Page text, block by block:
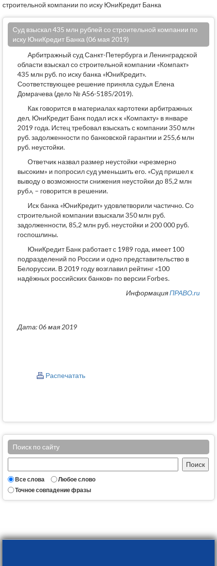
строительной компании по иску ЮниКредит Банка
Суд взыскал 435 млн рублей со строительной компании по
иску ЮниКредит Банка (06 мая 2019)
Арбитражный суд Санкт-Петербурга и Ленинградской
области взыскал со строительной компании «Компакт»
435 млн руб. по иску банка «ЮниКредит».
Соответствующее решение приняла судья Елена
Домрачева (дело № А56-5185/2019).
Как говорится в материалах картотеки арбитражных
дел, ЮниКредит Банк подал иск к «Компакту» в январе
2019 года. Истец требовал взыскать с компании 350 млн
руб. задолженности по банковской гарантии и 255,6 млн
руб. неустойки.
Ответчик назвал размер неустойки «чрезмерно
высоким» и попросил суд уменьшить его. «Суд пришел к
выводу о возможности снижения неустойки до 85,2 млн
руб.», – говорится в решении.
Иск банка «ЮниКредит» удовлетворили частично. Со
строительной компании взыскали 350 млн руб.
задолженности, 85,2 млн руб. неустойки и 200 000 руб.
госпошлины.
ЮниКредит Банк работает с 1989 года, имеет 100
подразделений по России и одно представительство в
Белоруссии. В 2019 году возглавил рейтинг «100
надёжных российских банков» по версии Forbes.
ИнформацияПРАВО.ru
Дата: 06 мая 2019
Распечатать
Поиск по сайту
Все слова
Любое слово
Точное совпадение фразы